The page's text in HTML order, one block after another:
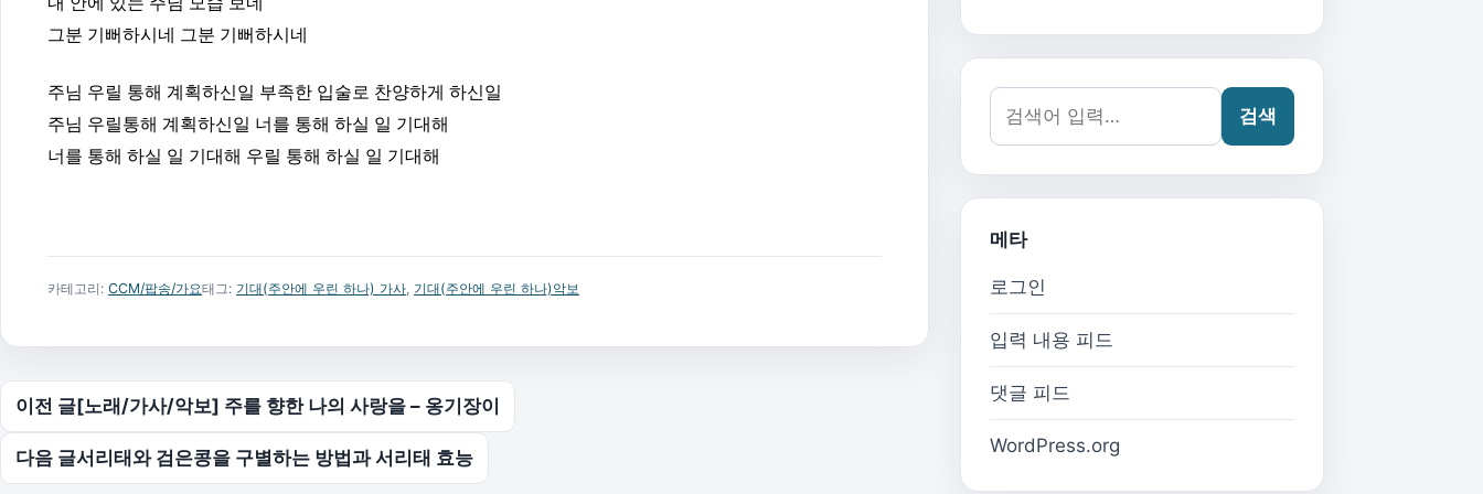
그분 기뻐하시네
그분 기뻐하시네
주님 우릴 통해 계획하신일 부족한 입술로 찬양하게 하신일
주님 우릴통해 계획하신일 너를 통해 하실 일 기대해
너를 통해 하실 일 기대해 우릴 통해 하실 일 기대해
카테고리: CCM/팝송/가요태그: 기대(주안에 우린 하나) 가사 기대(주안에 우린 하나)악보
글 탐색
이전 글[노래/가사/악보] 주를 향한 나의 사랑을 – 옹기장이
다음 글서리태와 검은콩을 구별하는 방법과 서리태 효능
검색어:
검색
메타
로그인
입력 내용 피드
댓글 피드
WordPress.org